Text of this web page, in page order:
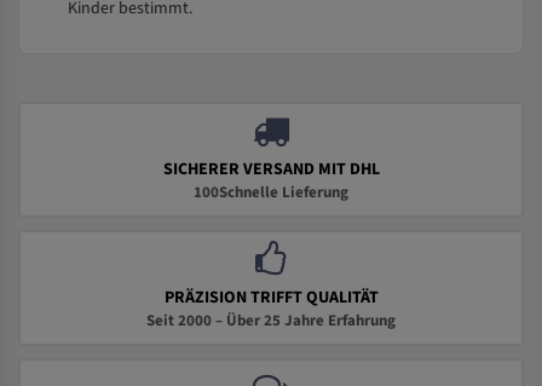
Kinder bestimmt.
SICHERER VERSAND MIT DHL
100Schnelle Lieferung
PRÄZISION TRIFFT QUALITÄT
Seit 2000 – Über 25 Jahre Erfahrung